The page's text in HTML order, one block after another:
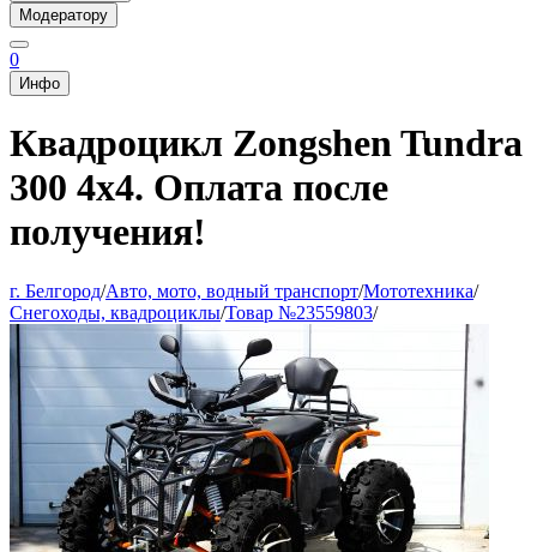
Модератору
0
Инфо
Квадроцикл Zongshen Tundra
300 4х4. Оплата после
получения!
г. Белгород/Авто, мото, водный транспорт/Мототехника/
Снегоходы, квадроциклы/Товар №23559803/